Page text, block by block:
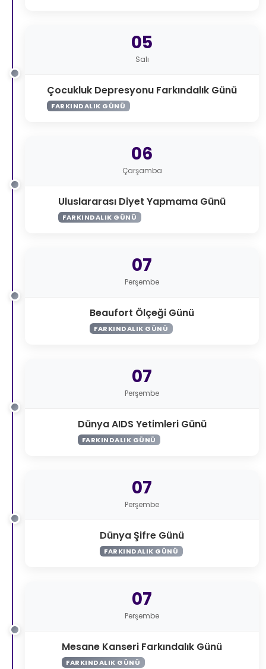
05
Salı
Çocukluk Depresyonu Farkındalık Günü
FARKINDALIK GÜNÜ
06
Çarşamba
Uluslararası Diyet Yapmama Günü
FARKINDALIK GÜNÜ
07
Perşembe
Beaufort Ölçeği Günü
FARKINDALIK GÜNÜ
07
Perşembe
Dünya AIDS Yetimleri Günü
FARKINDALIK GÜNÜ
07
Perşembe
Dünya Şifre Günü
FARKINDALIK GÜNÜ
07
Perşembe
Mesane Kanseri Farkındalık Günü
FARKINDALIK GÜNÜ